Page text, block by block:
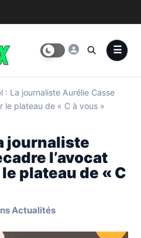
: La journaliste Aurélie Casse
le plateau de « C à vous »
journaliste
l’avocat
plateau de « C
Actualités